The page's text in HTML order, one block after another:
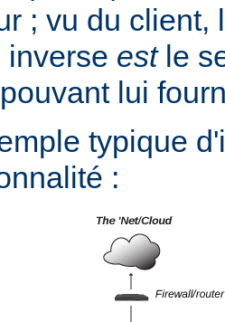
; vu du client,
inverse estle
lui
typique
: